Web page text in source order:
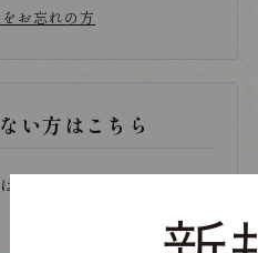
お忘れの方
い方はこちら
、こちらから登録をお願い